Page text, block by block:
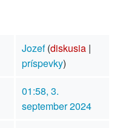
Jozef (diskusia|
príspevky)
01:58, 3.
september 2024